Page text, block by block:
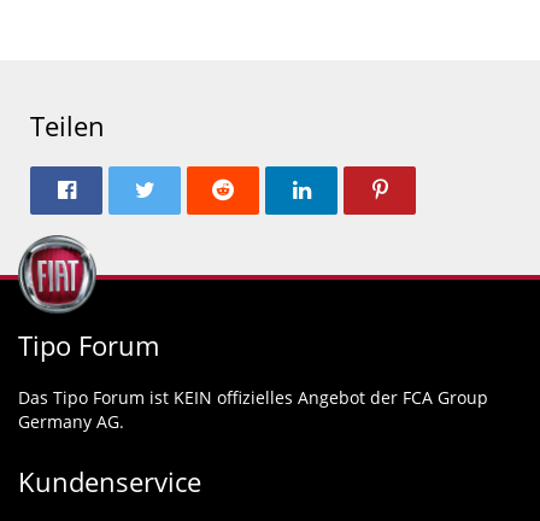
Teilen
Tipo Forum
Das Tipo Forum ist KEIN offizielles Angebot der FCA Group
Germany AG.
Kundenservice